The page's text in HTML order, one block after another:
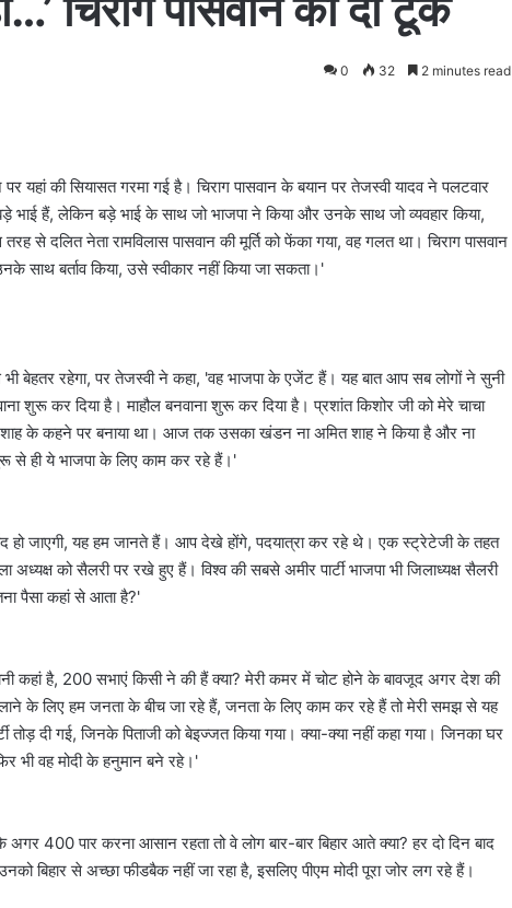
0 32 2 minutes read
यहां की सियासत गरमा गई है। चिराग पासवान के बयान पर तेजस्वी यादव ने पलटवार
भाई हैं, लेकिन बड़े भाई के साथ जो भाजपा ने किया और उनके साथ जो व्यवहार किया,
से दलित नेता रामविलास पासवान की मूर्ति को फेंका गया, वह गलत था। चिराग पासवान
साथ बर्ताव किया, उसे स्वीकार नहीं किया जा सकता।'
भी बेहतर रहेगा, पर तेजस्वी ने कहा, 'वह भाजपा के एजेंट हैं। यह बात आप सब लोगों ने सुनी
शुरू कर दिया है। माहौल बनवाना शुरू कर दिया है। प्रशांत किशोर जी को मेरे चाचा
शाह के कहने पर बनाया था। आज तक उसका खंडन ना अमित शाह ने किया है और ना
से ही ये भाजपा के लिए काम कर रहे हैं।'
हो जाएगी, यह हम जानते हैं। आप देखे होंगे, पदयात्रा कर रहे थे। एक स्ट्रेटेजी के तहत
को सैलरी पर रखे हुए हैं। विश्‍व की सबसे अमीर पार्टी भाजपा भी जिलाध्यक्ष सैलरी
पैसा कहां से आता है?'
कहां है, 200 सभाएं किसी ने की हैं क्या? मेरी कमर में चोट होने के बावजूद अगर देश की
के लिए हम जनता के बीच जा रहे हैं, जनता के लिए काम कर रहे हैं तो मेरी समझ से यह
तोड़ दी गई, जिनके पिताजी को बेइज्जत किया गया। क्या-क्या नहीं कहा गया। जिनका घर
भी वह मोदी के हनुमान बने रहे।'
400 पार करना आसान रहता तो वे लोग बार-बार बिहार आते क्या? हर दो दिन बाद
बिहार से अच्छा फीडबैक नहीं जा रहा है, इसलिए पीएम मोदी पूरा जोर लग रहे हैं।